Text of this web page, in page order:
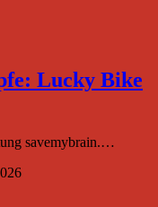
Lucky Bike
savemybrain.…